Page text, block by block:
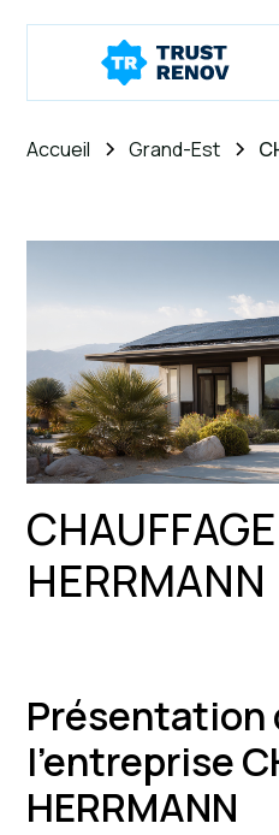
Accueil Grand-Est
CHAUFFAGE
HERRMANN
Présentation
l'entreprise
HERRMANN